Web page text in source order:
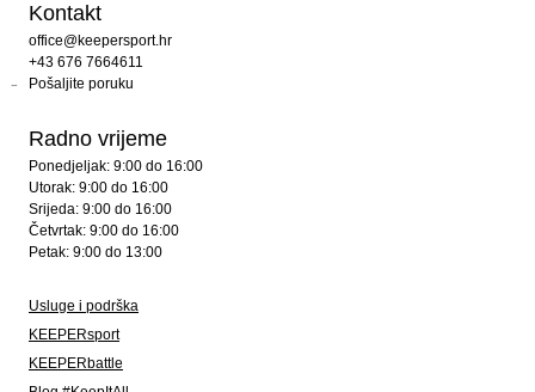
Kontakt
office@keepersport.hr
+43 676 7664611
Pošaljite poruku
Radno vrijeme
Ponedjeljak: 9:00 do 16:00
Utorak: 9:00 do 16:00
Srijeda: 9:00 do 16:00
Četvrtak: 9:00 do 16:00
Petak: 9:00 do 13:00
Usluge i podrška
KEEPERsport
KEEPERbattle